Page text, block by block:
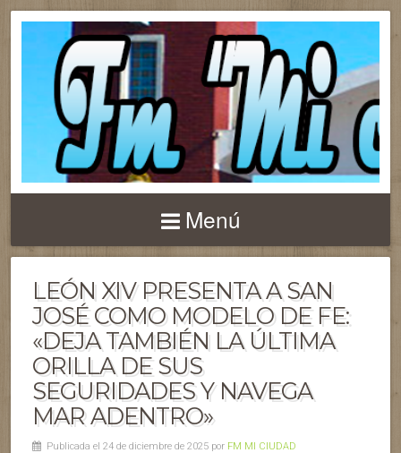
Menú
LEÓN XIV PRESENTA A SAN
JOSÉ COMO MODELO DE FE:
«DEJA TAMBIÉN LA ÚLTIMA
ORILLA DE SUS
SEGURIDADES Y NAVEGA
MAR ADENTRO»
Publicada el 24 de diciembre de 2025 por FM MI CIUDAD